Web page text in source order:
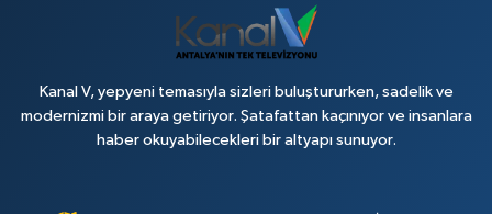
Kanal V, yepyeni temasıyla sizleri buluştururken, sadelik ve
modernizmi bir araya getiriyor. Şatafattan kaçınıyor ve insanlara
haber okuyabilecekleri bir altyapı sunuyor.